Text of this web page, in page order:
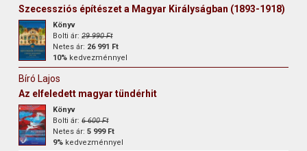
Szecessziós építészet a Magyar Királyságban (1893-1918)
Könyv
Bolti ár:29 990 Ft
Netes ár: 26 991 Ft
10% kedvezménnyel
Bíró Lajos
Az elfeledett magyar tündérhit
Könyv
Bolti ár:6 600 Ft
Netes ár:5 999 Ft
9% kedvezménnyel